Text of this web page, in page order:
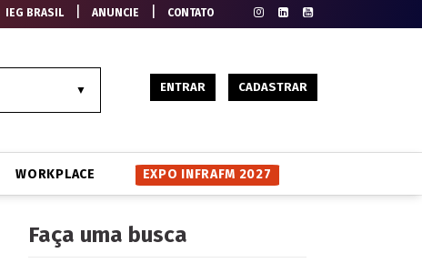
IEG BRASIL|ANUNCIE CONTATO
ENTRAR CADASTRAR
WORKPLACE EXPO INFRAFM 2027
Faça uma busca